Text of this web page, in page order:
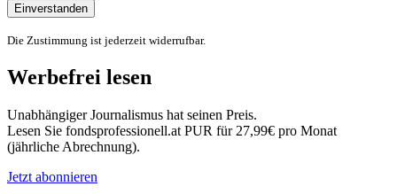
Einverstanden
Die Zustimmung ist jederzeit widerrufbar.
Werbefrei lesen
Unabhängiger Journalismus hat seinen Preis.
Lesen Sie fondsprofessionell.at PUR für 27,99€ pro Monat
(jährliche Abrechnung).
Jetzt abonnieren